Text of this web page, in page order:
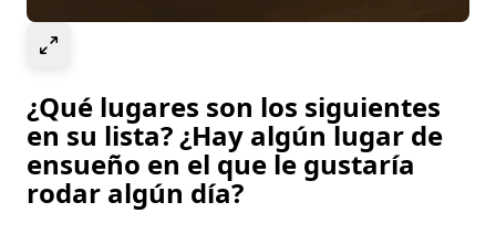
¿Qué lugares son los siguientes
en su lista? ¿Hay algún lugar de
ensueño en el que le gustaría
rodar algún día?